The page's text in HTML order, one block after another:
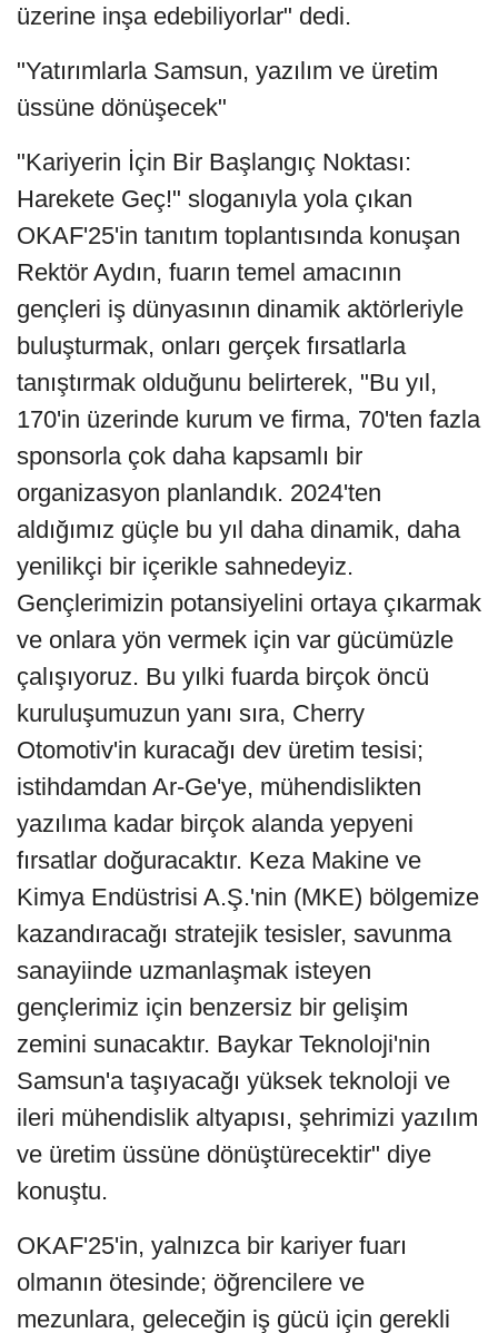
üzerine inşa edebiliyorlar" dedi.
"Yatırımlarla Samsun, yazılım ve üretim
üssüne dönüşecek"
"Kariyerin İçin Bir Başlangıç Noktası:
Harekete Geç!" sloganıyla yola çıkan
OKAF'25'in tanıtım toplantısında konuşan
Rektör Aydın, fuarın temel amacının
gençleri iş dünyasının dinamik aktörleriyle
buluşturmak, onları gerçek fırsatlarla
tanıştırmak olduğunu belirterek, "Bu yıl,
170'in üzerinde kurum ve firma, 70'ten fazla
sponsorla çok daha kapsamlı bir
organizasyon planlandık. 2024'ten
aldığımız güçle bu yıl daha dinamik, daha
yenilikçi bir içerikle sahnedeyiz.
Gençlerimizin potansiyelini ortaya çıkarmak
ve onlara yön vermek için var gücümüzle
çalışıyoruz. Bu yılki fuarda birçok öncü
kuruluşumuzun yanı sıra, Cherry
Otomotiv'in kuracağı dev üretim tesisi;
istihdamdan Ar-Ge'ye, mühendislikten
yazılıma kadar birçok alanda yepyeni
fırsatlar doğuracaktır. Keza Makine ve
Kimya Endüstrisi A.Ş.'nin (MKE) bölgemize
kazandıracağı stratejik tesisler, savunma
sanayiinde uzmanlaşmak isteyen
gençlerimiz için benzersiz bir gelişim
zemini sunacaktır. Baykar Teknoloji'nin
Samsun'a taşıyacağı yüksek teknoloji ve
ileri mühendislik altyapısı, şehrimizi yazılım
ve üretim üssüne dönüştürecektir" diye
konuştu.
OKAF'25'in, yalnızca bir kariyer fuarı
olmanın ötesinde; öğrencilere ve
mezunlara, geleceğin iş gücü için gerekli